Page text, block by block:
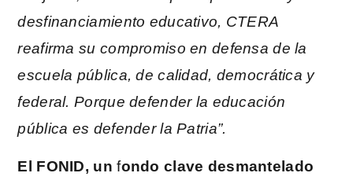
desfinanciamiento educativo, CTERA
reafirma su compromiso en defensa de la
escuela pública, de calidad, democrática y
federal. Porque defender la educación
pública es defender la Patria”.
El FONID, unfondo clave desmantelado